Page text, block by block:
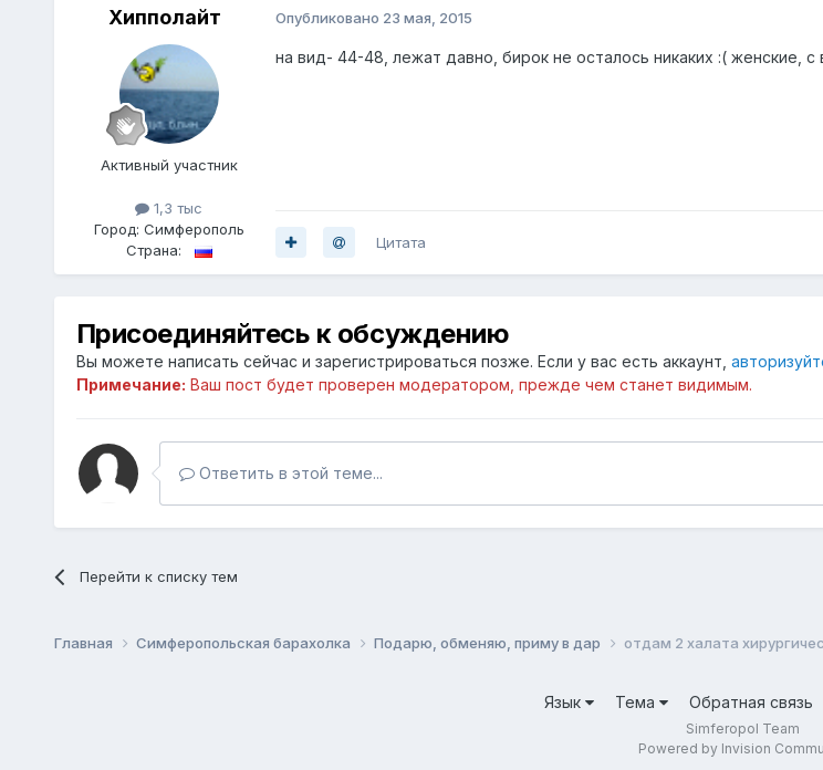
Хипполайт
Активный участник
1,3 тыс
Город: Симферополь
Страна:
Опубликовано 23 мая, 2015
на вид- 44-48, лежат давно, бирок не осталось никаких :( женские,
Цитата
Присоединяйтесь к обсуждению
Вы можете написать сейчас и зарегистрироваться позже. Если у вас есть аккаунт,
Примечание: Ваш пост будет проверен модератором, прежде чем станет видимым.
Ответить в этой теме...
Перейти к списку тем
Главная Симферопольская барахолка Подарю, обменяю, приму в дар отдам 2 халата
Язык Тема Обратная связь
Simferopol Team
Powered by Invision